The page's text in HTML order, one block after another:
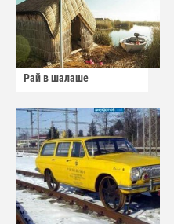
Рай в шалаше